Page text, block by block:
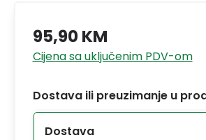
95,90 KM
Cijena sa uključenim PDV-om
Dostava ili preuzimanje u
Dostava